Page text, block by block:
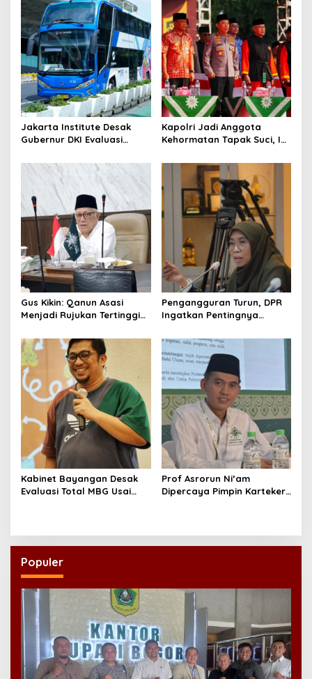
Jakarta Institute Desak
Gubernur DKI Evaluasi
Penumpang Diturunkan
Kapolri Jadi Anggota
Kehormatan Tapak Suci, Ini
Gus Kikin: Qanun Asasi
Menjadi Rujukan Tertinggi
Pengangguran Turun, DPR
Ingatkan Pentingnya
yang Layak
Kabinet Bayangan Desak
Evaluasi Total MBG Usai
Prof Asrorun Ni’am
Dipercaya Pimpin Karteker
Populer